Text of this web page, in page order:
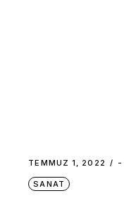
TEMMUZ 1, 2022 -
SANAT